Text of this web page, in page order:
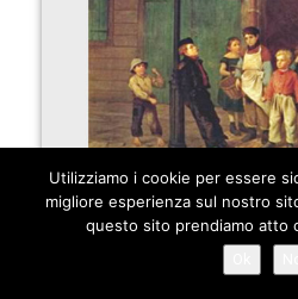
Utilizziamo i cookie per essere
migliore esperienza sul nostro
questo sito prendiamo atto